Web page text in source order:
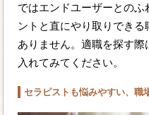
ではエンドユーザーとの
ントと直にやり取りでき
ありません。適職を探す
入れてみてください。
セラピストも悩みやすい、職